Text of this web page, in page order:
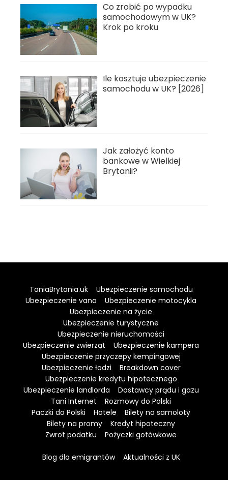
Co zrobić po wypadku
samochodowym w UK?
Krok po kroku
Ile kosztuje ubezpieczenie
samochodu w UK? [2026]
Jak założyć konto
bankowe w Wielkiej
Brytanii?
TaniaBrytania.uk
Ubezpieczenie samochodu
Ubezpieczenie vana
Ubezpieczenie motocykla
Ubezpieczenie na życie
Ubezpieczenie turystyczne
Ubezpieczenie nieruchomości
Ubezpieczenie zwierząt
Ubezpieczenie kampera
Ubezpieczenie przyczepy kempingowej
Ubezpieczenie łodzi
Breakdown cover
Ubezpieczenie kredytu hipotecznego
Ubezpieczenie landlorda
Dostawcy prądu i gazu
Tani Internet
Rozmowy do Polski
Paczki do Polski
Hotele
Bilety na samoloty
Bilety na promy
Kredyt hipoteczny
Zwrot podatku
Pożyczki gotówkowe
Blog dla emigrantów Aktualności z UK